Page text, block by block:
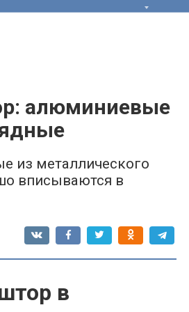
алюминиевые
из металлического
вписываются в
в